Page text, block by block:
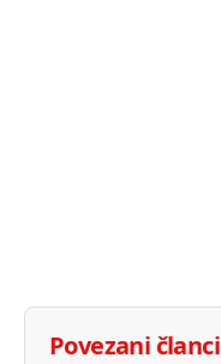
Povezani članci